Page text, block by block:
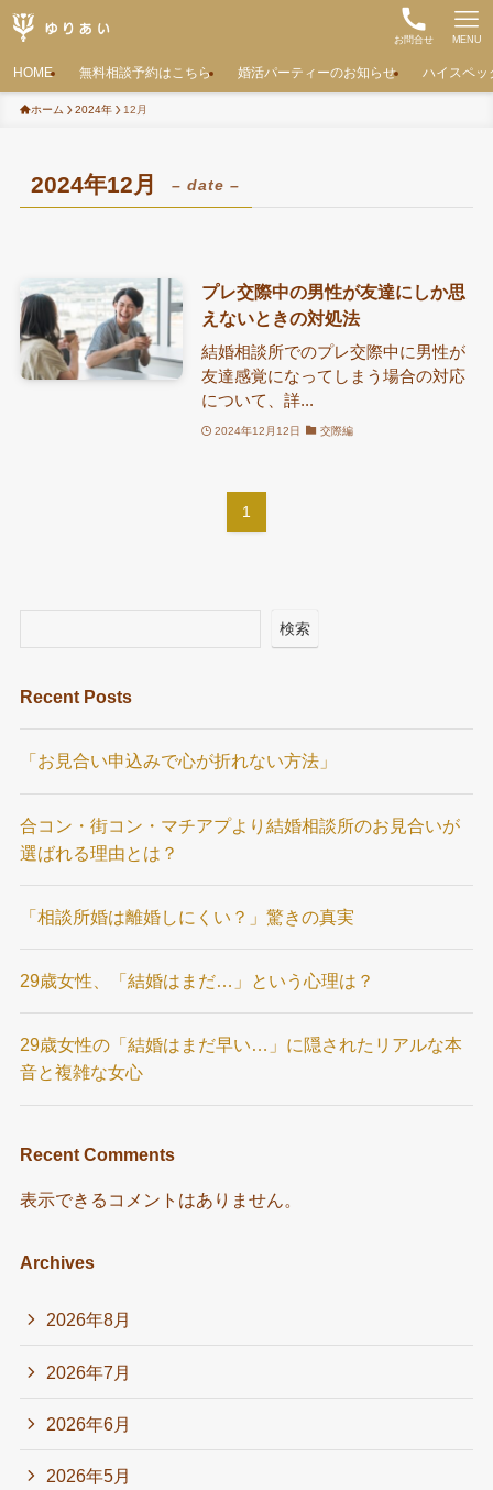
お問合せ MENU
HOME 無料相談予約はこちら 婚活パーティーのお知らせ ハイスペッ
ホーム 2024年 12月
2024年12月 – date –
プレ交際中の男性が友達にしか思
えないときの対処法
結婚相談所でのプレ交際中に男性が
友達感覚になってしまう場合の対応
について、詳...
2024年12月12日 交際編
1
検索
Recent Posts
「お見合い申込みで心が折れない方法」
合コン・街コン・マチアプより結婚相談所のお見合いが
選ばれる理由とは？
「相談所婚は離婚しにくい？」驚きの真実
29歳女性、「結婚はまだ…」という心理は？
29歳女性の「結婚はまだ早い…」に隠されたリアルな本
音と複雑な女心
Recent Comments
表示できるコメントはありません。
Archives
2026年8月
2026年7月
2026年6月
2026年5月